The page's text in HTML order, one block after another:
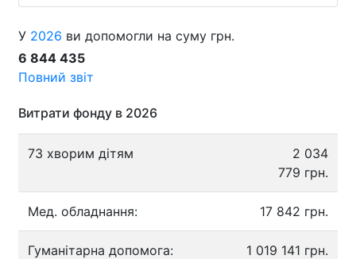
У 2026 ви допомогли на суму грн.
6 844 435
Повний звіт
Витрати фонду в 2026
73 хворим дітям
2 034
779 грн.
Мед. обладнання: 17 842 грн.
Гуманітарна допомога: 1 019 141 грн.